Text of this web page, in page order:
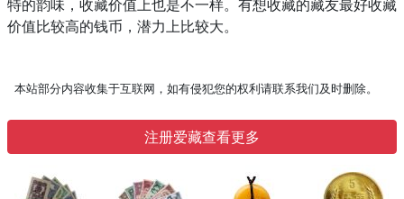
特的韵味，收藏价值上也是不一样。有想收藏的藏友最好收藏
价值比较高的钱币，潜力上比较大。
本站部分内容收集于互联网，如有侵犯您的权利请联系我们及时删除。
注册爱藏查看更多